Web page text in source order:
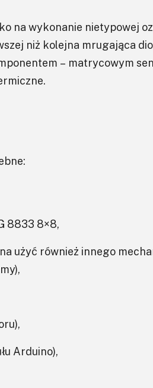
na wykonanie nietypowej
niż kolejna mrugająca
– matrycowym
8833 8×8,
użyć również innego
Arduino),